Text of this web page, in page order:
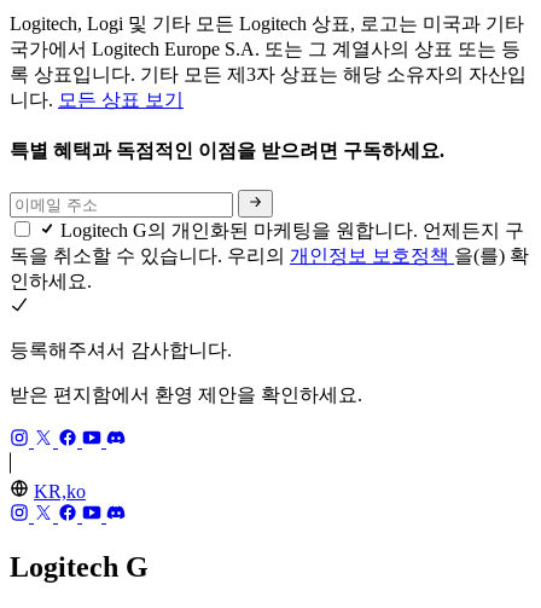
Logitech, Logi 및 기타 모든 Logitech 상표, 로고는 미국과 기타
국가에서 Logitech Europe S.A. 또는 그 계열사의 상표 또는 등
록 상표입니다. 기타 모든 제3자 상표는 해당 소유자의 자산입
니다. 모든 상표 보기
특별 혜택과 독점적인 이점을 받으려면 구독하세요.
Logitech G의 개인화된 마케팅을 원합니다. 언제든지 구
독을 취소할 수 있습니다. 우리의 개인정보 보호정책 을(를) 확
인하세요.
등록해주셔서 감사합니다.
받은 편지함에서 환영 제안을 확인하세요.
KR,ko
Logitech G